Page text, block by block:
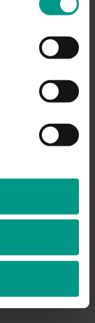
rådgiver
ikonisk